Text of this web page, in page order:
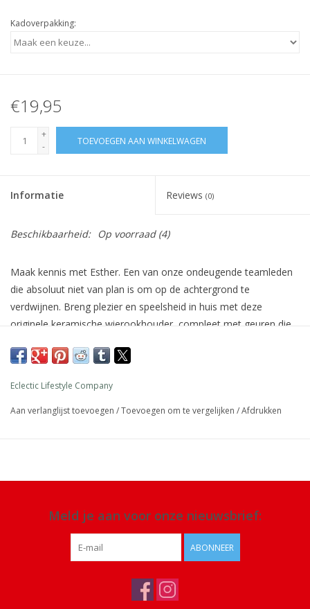
Kadoverpakking:
€19,95
+
-
TOEVOEGEN AAN WINKELWAGEN
Informatie Reviews (0)
Beschikbaarheid: Op voorraad(4)
Maak kennis met Esther. Een van onze ondeugende teamleden
die absoluut niet van plan is om op de achtergrond te
verdwijnen. Breng plezier en speelsheid in huis met deze
originele keramische wierookhouder, compleet met geuren die
geschenkdoos met 25 wierookstokjes.
Afmeting: verpakking 28 ,5 x 13 x 4 cm
Materiaal: keramiek
Eclectic Lifestyle Company
Aan verlanglijst toevoegen /Toevoegen om te vergelijken /Afdrukken
Meld je aan voor onze nieuwsbrief:
ABONNEER